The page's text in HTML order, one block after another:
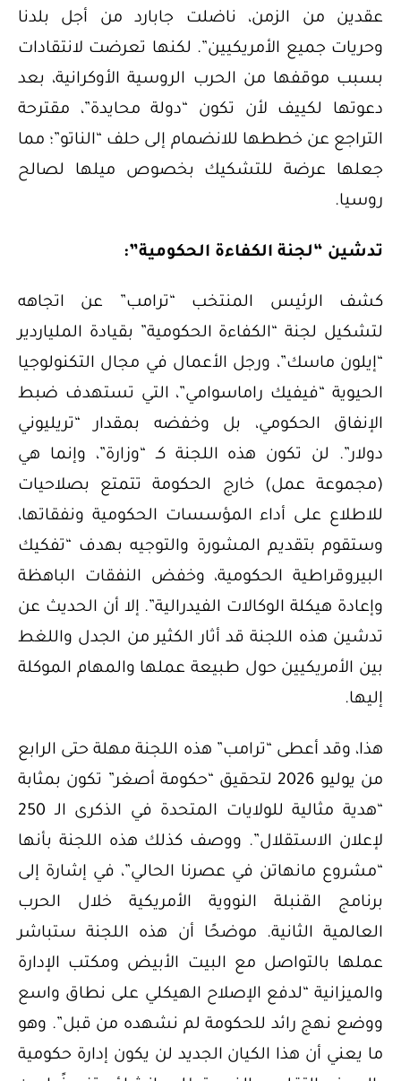
عقدين من الزمن، ناضلت جابارد من أجل بلدنا
وحريات جميع الأمريكيين”. لكنها تعرضت لانتقادات
بسبب موقفها من الحرب الروسية الأوكرانية، بعد
دعوتها لكييف لأن تكون “دولة محايدة”، مقترحة
التراجع عن خططها للانضمام إلى حلف “الناتو”؛ مما
جعلها عرضة للتشكيك بخصوص ميلها لصالح
روسيا.
تدشين “لجنة الكفاءة الحكومية”:
كشف الرئيس المنتخب “ترامب” عن اتجاهه
لتشكيل لجنة “الكفاءة الحكومية” بقيادة الملياردير
“إيلون ماسك”، ورجل الأعمال في مجال التكنولوجيا
الحيوية “فيفيك راماسوامي”، التي تستهدف ضبط
الإنفاق الحكومي، بل وخفضه بمقدار “تريليوني
دولار”. لن تكون هذه اللجنة كـ “وزارة”، وإنما هي
(مجموعة عمل) خارج الحكومة تتمتع بصلاحيات
للاطلاع على أداء المؤسسات الحكومية ونفقاتها،
وستقوم بتقديم المشورة والتوجيه بهدف “تفكيك
البيروقراطية الحكومية، وخفض النفقات الباهظة
وإعادة هيكلة الوكالات الفيدرالية”. إلا أن الحديث عن
تدشين هذه اللجنة قد أثار الكثير من الجدل واللغط
بين الأمريكيين حول طبيعة عملها والمهام الموكلة
إليها.
هذا، وقد أعطى “ترامب” هذه اللجنة مهلة حتى الرابع
من يوليو 2026 لتحقيق “حكومة أصغر” تكون بمثابة
“هدية مثالية للولايات المتحدة في الذكرى الـ 250
لإعلان الاستقلال”. ووصف كذلك هذه اللجنة بأنها
“مشروع مانهاتن في عصرنا الحالي”، في إشارة إلى
برنامج القنبلة النووية الأمريكية خلال الحرب
العالمية الثانية. موضحًا أن هذه اللجنة ستباشر
عملها بالتواصل مع البيت الأبيض ومكتب الإدارة
والميزانية “لدفع الإصلاح الهيكلي على نطاق واسع
ووضع نهج رائد للحكومة لم نشهده من قبل”. وهو
ما يعني أن هذا الكيان الجديد لن يكون إدارة حكومية